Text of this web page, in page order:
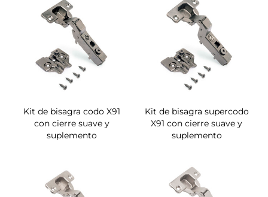
Kit de bisagra codo X91
con cierre suave y
suplemento
Kit de bisagra supercodo
X91 con cierre suave y
suplemento